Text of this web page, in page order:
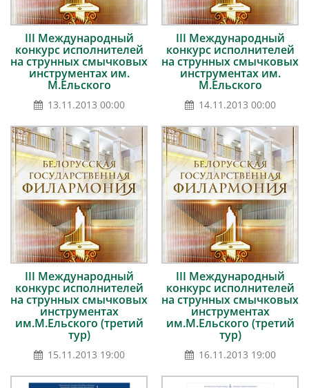
III Международный
конкурс исполнителей
на струнных смычковых
инструментах им.
М.Ельского
13.11.2013 00:00
III Международный
конкурс исполнителей
на струнных смычковых
инструментах им.
М.Ельского
14.11.2013 00:00
III Международный
конкурс исполнителей
на струнных смычковых
инструментах
им.М.Ельского (третий
тур)
15.11.2013 19:00
III Международный
конкурс исполнителей
на струнных смычковых
инструментах
им.М.Ельского (третий
тур)
16.11.2013 19:00